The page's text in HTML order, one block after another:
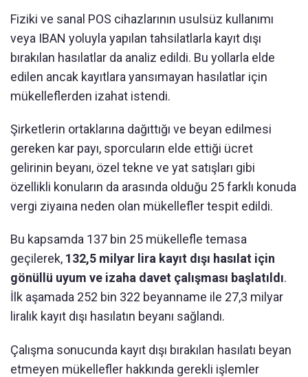
Fiziki ve sanal POS cihazlarının usulsüz kullanımı
veya IBAN yoluyla yapılan tahsilatlarla kayıt dışı
bırakılan hasılatlar da analiz edildi. Bu yollarla elde
edilen ancak kayıtlara yansımayan hasılatlar için
mükelleflerden izahat istendi.
Şirketlerin ortaklarına dağıttığı ve beyan edilmesi
gereken kar payı, sporcuların elde ettiği ücret
gelirinin beyanı, özel tekne ve yat satışları gibi
özellikli konuların da arasında olduğu 25 farklı konuda
vergi ziyaına neden olan mükellefler tespit edildi.
Bu kapsamda 137 bin 25 mükellefle temasa
geçilerek, 132,5 milyar lira kayıt dışı hasılat için
gönüllü uyum ve izaha davet çalışması başlatıldı.
İlk aşamada 252 bin 322 beyanname ile 27,3 milyar
liralık kayıt dışı hasılatın beyanı sağlandı.
Çalışma sonucunda kayıt dışı bırakılan hasılatı beyan
etmeyen mükellefler hakkında gerekli işlemler